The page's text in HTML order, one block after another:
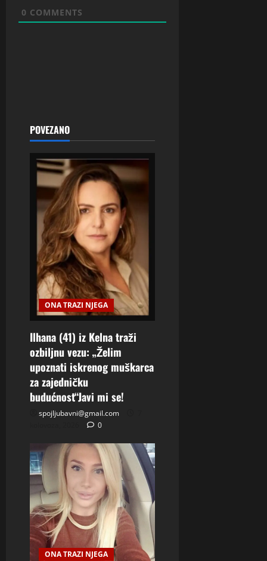
0 COMMENTS
POVEZANO
ONA TRAZI NJEGA
Ilhana (41) iz Kelna traži
ozbiljnu vezu: „Želim
upoznati iskrenog muškarca
za zajedničku
budućnost“Javi mi se!
spojljubavni@gmail.com
0
ONA TRAZI NJEGA